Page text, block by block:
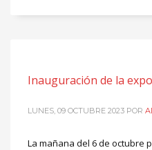
Inauguración de la
LUNES, 09 OCTUBRE 2023 POR
La mañana del 6 de octubre